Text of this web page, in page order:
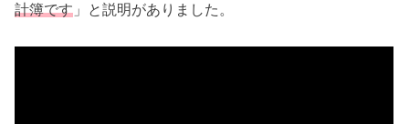
計簿です 」と説明がありました。